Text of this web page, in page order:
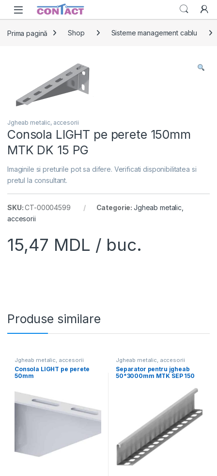
Skip to navigation
Skip to content
Prima pagină Shop Sisteme management cablu
Jgheab metalic, accesorii
Consola LIGHT pe perete 150mm
MTK DK 15 PG
Imaginile si preturile pot sa difere. Verificati disponibilitatea si
pretul la consultant.
SKU:CT-00004599 Categorie: Jgheab metalic,
accesorii
15,47 MDL / buc.
Produse similare
Jgheab metalic, accesorii
Consola LIGHT pe perete
50mm
Jgheab metalic, accesorii
Separator pentru jgheab
50*3000mm MTK SEP 150